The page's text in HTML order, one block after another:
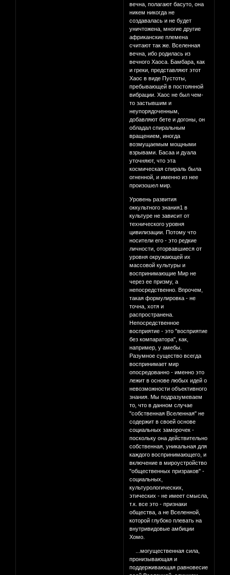
вечна, полагают басуто, она
никем никогда не
создавалась и не будет
уничтожена, многие другие
африканские племена
считают так же. Вселенная
вечна, ибо родилась из
вечного Хаоса. Бамбара, как
и греки, представляют этот
Хаос в виде Пустоты,
пребывающей в постоянной
вибрации. Хаос не был чем-
то застывшим и
неупорядоченным,
добавляют бете и догоны, он
обладал спиральным
вращением, иногда
возмущаемым мощными
взрывами. Басаа и дуала
уточняют, что эта
космическая спираль была
огненной, и именно из нее
произошел мир.
Уровень развития
оккультного знания1 в
культуре не зависит от
технического уровня
цивилизации. Потому что
носители его - это редкие
личности, оторвавшиеся от
уровня окружающей их
массовой культуры и
воспринимающие Мир не
через ее призму, а
непосредственно. Впрочем,
такая формулировка - не
точна, хотя и
распространена.
Непосредственное
восприятие - это "восприятие
без компаратора", как,
например, у амебы.
Разумное существо всегда
воспринимает мир
опосредованно - именно это
лежит в основе любых идей о
невозможности объективного
знания. Мы подразумеваем
то, что в данном случае
"собственная Вселенная" не
содержит в своей основе
социальных заморочек -
поскольку она действительно
собственная, уникальная для
каждого воспринимающего, и
включение в мироустройство
"общественных призраков" -
социальных,
культурологических,
этических - не имеет смысла,
т.к. все это - признаки
общества, а не Вселенной,
которой глубоко плевать на
внутривидовые амбиции
Хомо.
...могущественная сила,
пронизывающая и
поддерживающая равновесие